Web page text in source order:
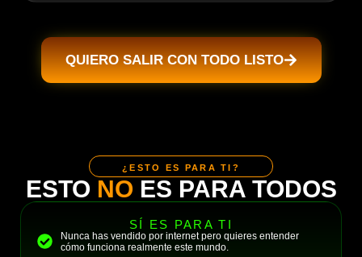
QUIERO SALIR CON TODO LISTO
¿ESTO ES PARA TI?
ESTO NO ES PARA TODOS
SÍ ES PARA TI
Nunca has vendido por internet pero quieres entender
cómo funciona realmente este mundo.